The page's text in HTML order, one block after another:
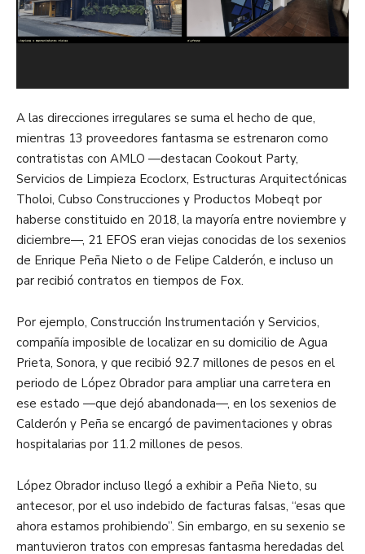
A las direcciones irregulares se suma el hecho de que,
mientras 13 proveedores fantasma se estrenaron como
contratistas con AMLO —destacan Cookout Party,
Servicios de Limpieza Ecoclorx, Estructuras Arquitectónicas
Tholoi, Cubso Construcciones y Productos Mobeqt por
haberse constituido en 2018, la mayoría entre noviembre y
diciembre—, 21 EFOS eran viejas conocidas de los sexenios
de Enrique Peña Nieto o de Felipe Calderón, e incluso un
par recibió contratos en tiempos de Fox.
Por ejemplo, Construcción Instrumentación y Servicios,
compañía imposible de localizar en su domicilio de Agua
Prieta, Sonora, y que recibió 92.7 millones de pesos en el
periodo de López Obrador para ampliar una carretera en
ese estado —que dejó abandonada—, en los sexenios de
Calderón y Peña se encargó de pavimentaciones y obras
hospitalarias por 11.2 millones de pesos.
López Obrador incluso llegó a exhibir a Peña Nieto, su
antecesor, por el uso indebido de facturas falsas, “esas que
ahora estamos prohibiendo”. Sin embargo, en su sexenio se
mantuvieron tratos con empresas fantasma heredadas del